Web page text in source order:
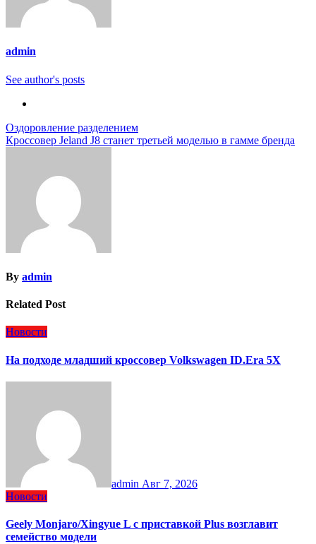
admin
See author's posts
Навигация
по
Оздоровление разделением
Кроссовер Jeland J8 станет третьей моделью в гамме бренда
By admin
Related Post
Новости
На подходе младший кроссовер Volkswagen ID.Era 5X
admin Авг 7, 2026
Новости
Geely Monjaro/Xingyue L с приставкой Plus возглавит
семейство модели